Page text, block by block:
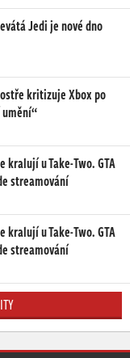
Jedi je nové dno
kritizuje Xbox po
u Take-Two. GTA
streamování
u Take-Two. GTA
streamování